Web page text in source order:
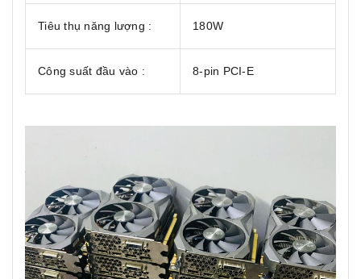
Tiêu thụ năng lượng : 180W
Công suất đầu vào : 8-pin PCI-E